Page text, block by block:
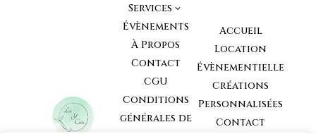
Services 3
Évènements
À Propos
Contact
CGU
Conditions
générales de
Accueil
Location
Évènementielle
Créations
Personnalisées
Contact